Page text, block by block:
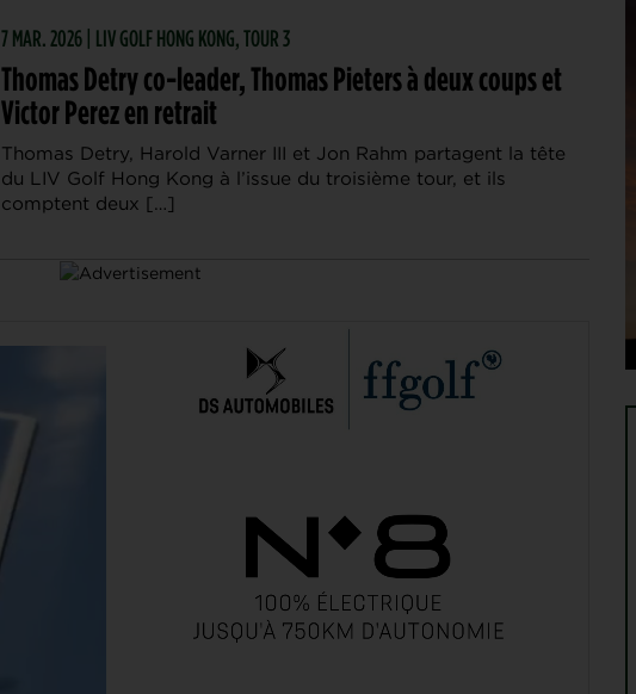
7 MAR. 2026 | LIV GOLF HONG KONG, TOUR 3
Thomas Detry co-leader, Thomas Pieters à deux coups et
Victor Perez en retrait
Thomas Detry, Harold Varner III et Jon Rahm partagent la tête
du LIV Golf Hong Kong à l’issue du troisième tour, et ils
comptent deux […]